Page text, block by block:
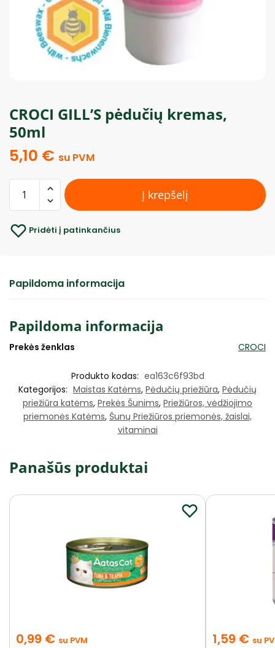
CROCI GILL’S pėdučių kremas,
50ml
5,10 € su PVM
Į krepšelį
Pridėti į patinkančius
Papildoma informacija
Papildoma informacija
Prekės ženklas CROCI
Produkto kodas: ea163c6f93bd
Kategorijos: Maistas Katėms, Pėdučių priežiūra, Pėdučių
priežiūra katėms, Prekės Šunims, Priežiūros, vėdžiojimo
priemonės Katėms, Šunų Priežiūros priemonės, žaislai,
vitaminai
Panašūs produktai
0,99 € su PVM 1,59 € su